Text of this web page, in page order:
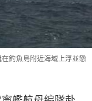
釣魚島附近海域上浮並懸